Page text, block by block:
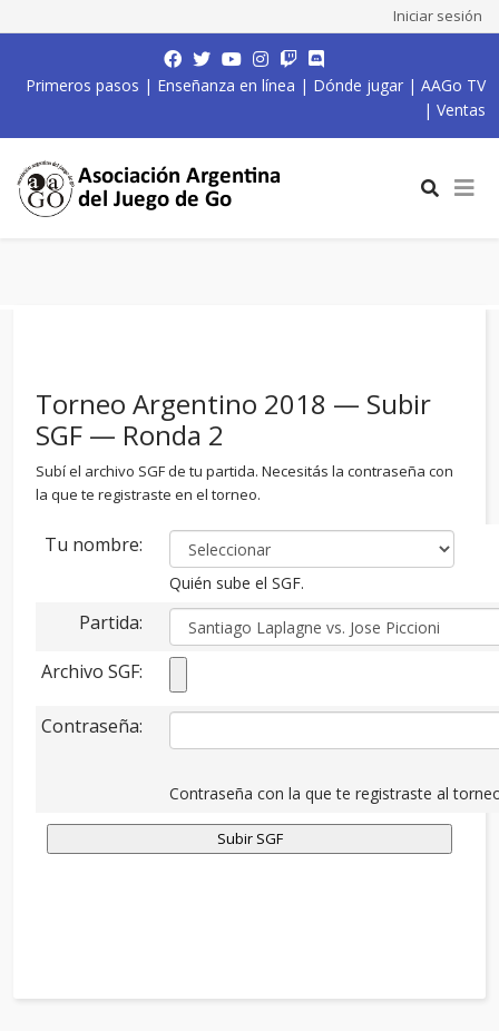
Iniciar sesión
Primeros pasos | Enseñanza en línea | Dónde jugar | AAGo TV
| Ventas
Torneo Argentino 2018 — Subir
SGF — Ronda 2
Subí el archivo SGF de tu partida. Necesitás la contraseña con
la que te registraste en el torneo.
Tu nombre:
Quién sube el SGF.
Partida:
Archivo SGF:
Contraseña:
Contraseña con la que te registraste al